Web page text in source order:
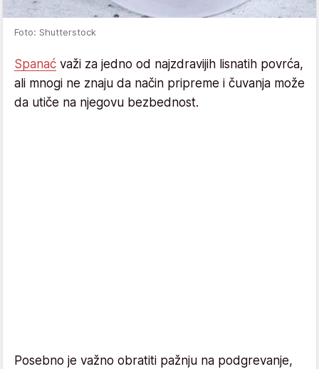
Foto: Shutterstock
Spanać važi za jedno od najzdravijih lisnatih povrća,
ali mnogi ne znaju da način pripreme i čuvanja može
da utiče na njegovu bezbednost.
Posebno je važno obratiti pažnju na podgrevanje,